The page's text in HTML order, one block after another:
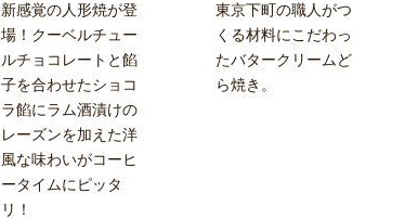
新感覚の人形焼が登
場！クーベルチュー
ルチョコレートと餡
子を合わせたショコ
ラ餡にラム酒漬けの
レーズンを加えた洋
風な味わいがコーヒ
ータイムにピッタ
リ！
東京下町の職人がつ
くる材料にこだわっ
たバタークリームど
ら焼き。